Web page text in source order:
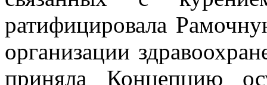
ратифицировала
организации
приняла Концепцию